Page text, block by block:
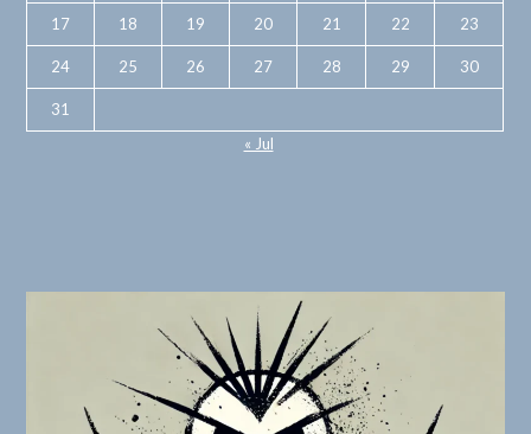
17 18 19 20 21 22 23
24 25 26 27 28 29 30
31
« Jul